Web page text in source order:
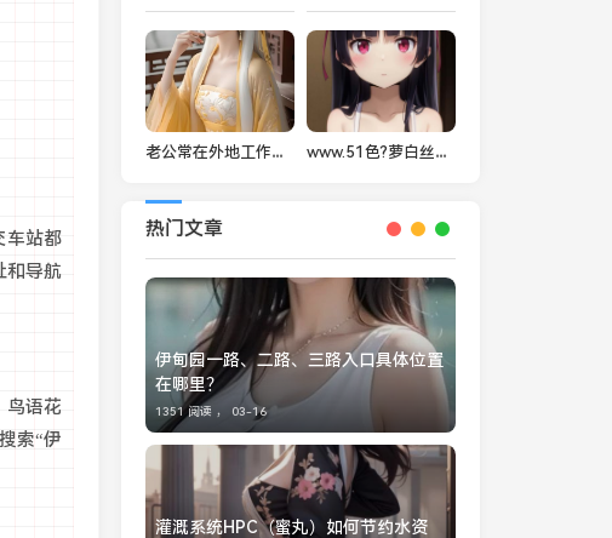
车站都
和导航
鸟语花
索“伊
老公常在外地工作，如何平衡生活与频繁要求发一些东西的困扰？ www.51色?萝白丝小说网：为何这个小说平台如此吸引广大读者？
热门文章
伊甸园一路、二路、三路入口具体位置
在哪里？
1351 阅读 ， 03-16
灌溉系统HPC（蜜丸）如何节约水资